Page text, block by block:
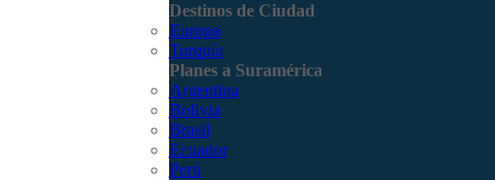
Destinos de Ciudad
Europa
Turquía
Planes a Suramérica
Argentina
Bolivia
Brasil
Ecuador
Perú